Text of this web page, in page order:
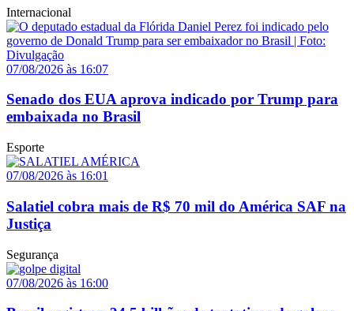
Internacional
07/08/2026 às 16:07
Senado dos EUA aprova indicado por Trump para
embaixada no Brasil
Esporte
07/08/2026 às 16:01
Salatiel cobra mais de R$ 70 mil do América SAF na
Justiça
Segurança
07/08/2026 às 16:00